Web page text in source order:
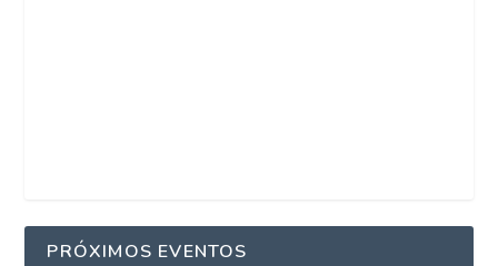
PRÓXIMOS EVENTOS